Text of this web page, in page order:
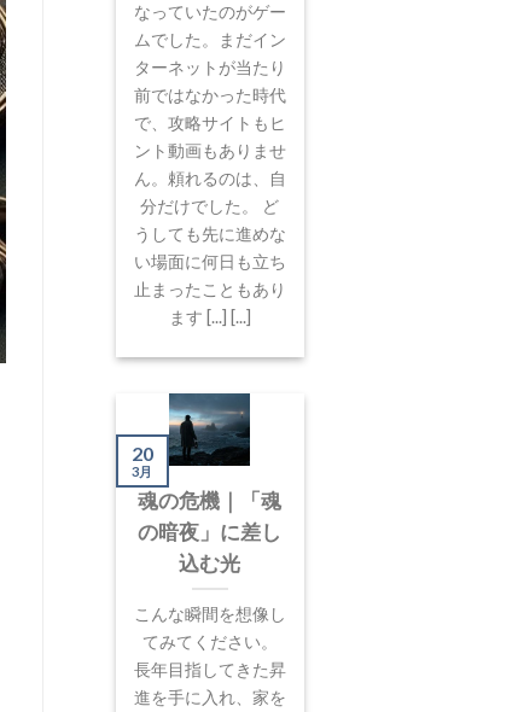
なっていたのがゲー
ムでした。まだイン
ターネットが当たり
前ではなかった時代
で、攻略サイトもヒ
ント動画もありませ
ん。頼れるのは、自
分だけでした。 ど
うしても先に進めな
い場面に何日も立ち
止まったこともあり
ます [...] [...]
魂の危機｜「魂
の暗夜」に差し
込む光
こんな瞬間を想像し
てみてください。
長年目指してきた昇
進を手に入れ、家を
20
3月